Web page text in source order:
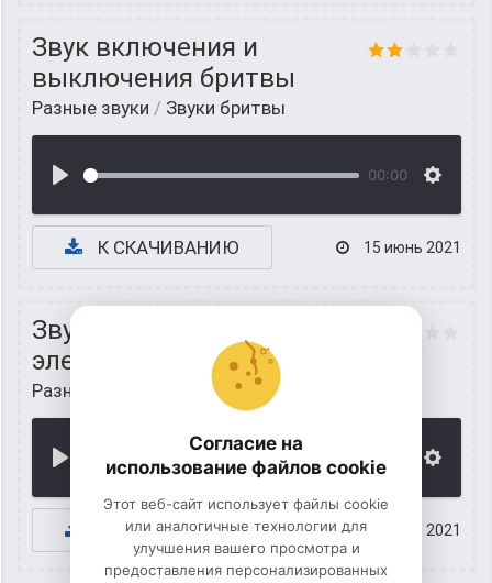
Звук включения и
выключения бритвы
Разные звуки / Звуки бритвы
00:00
К СКАЧИВАНИЮ 15 июнь 2021
Звук работающей
электробритвы
Разные звуки Звуки бритвы
00:00
К СКАЧИВАНИЮ 15 июнь 2021
Согласие на
использование файлов cookie
Этот веб-сайт использует файлы cookie
или аналогичные технологии для
улучшения вашего просмотра и
предоставления персонализированных